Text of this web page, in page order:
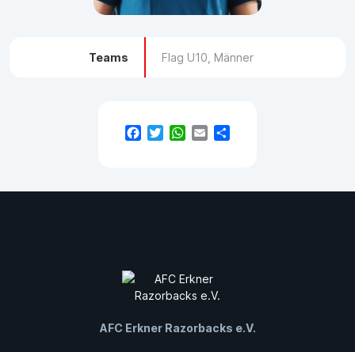
Teams Flag U10, Männer
Facebook
TwitterWhatsApp
Email
AFC Erkner Razorbacks e.V.